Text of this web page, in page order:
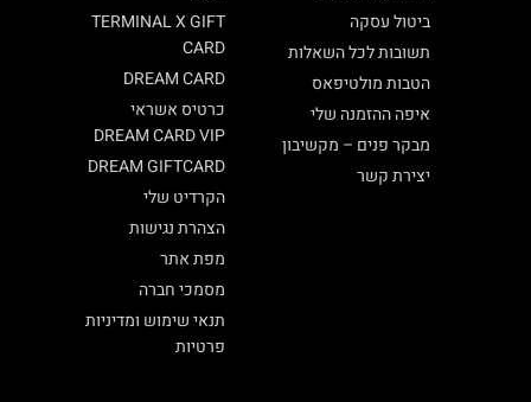
TERMINAL X GIFT
CARD
DREAM CARD
כרטיס אשראי
DREAM CARD VIP
DREAM GIFTCARD
הקרדיט שלי
הצהרת נגישות
מפת אתר
מסמכי חברה
תנאי שימוש ומדיניות
פרטיות
ביטול עסקה
תשובות לכל השאלות
הטבות מולטיפאס
איפה ההזמנה שלי
מבקר פנים – מקשיבון
יצירת קשר